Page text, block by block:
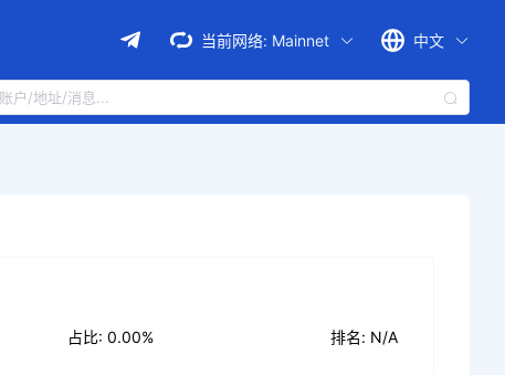
当前网络: Mainnet 中文
占比: 0.00% 排名: N/A